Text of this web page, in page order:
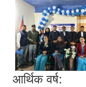
आर्थिक वर्ष: